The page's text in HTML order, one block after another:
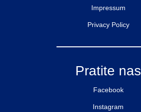
Impressum
Privacy Policy
Pratite nas
Facebook
Instagram